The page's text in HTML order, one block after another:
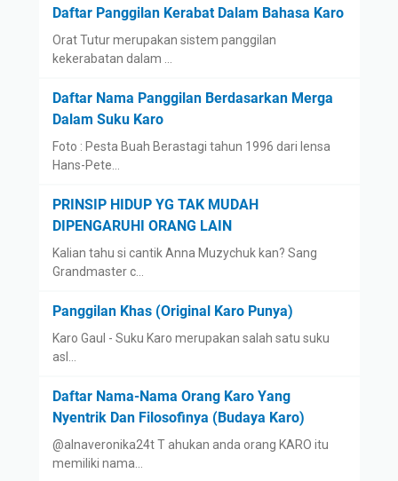
Daftar Panggilan Kerabat Dalam Bahasa Karo
Orat Tutur merupakan sistem panggilan
kekerabatan dalam …
Daftar Nama Panggilan Berdasarkan Merga
Dalam Suku Karo
Foto : Pesta Buah Berastagi tahun 1996 dari lensa
Hans-Pete…
PRINSIP HIDUP YG TAK MUDAH
DIPENGARUHI ORANG LAIN
Kalian tahu si cantik Anna Muzychuk kan? Sang
Grandmaster c…
Panggilan Khas (Original Karo Punya)
Karo Gaul - Suku Karo merupakan salah satu suku
asl…
Daftar Nama-Nama Orang Karo Yang
Nyentrik Dan Filosofinya (Budaya Karo)
@alnaveronika24t T ahukan anda orang KARO itu
memiliki nama…